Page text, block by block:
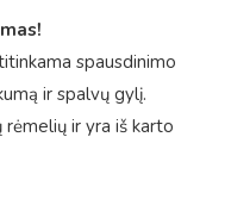
spausdinimo
ir spalvų gylį.
ir yra iš karto